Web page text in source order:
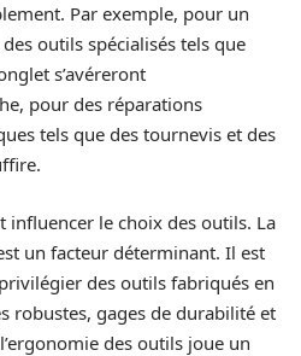
Par exemple, pour un
outils spécialisés tels que
s’avéreront
pour des réparations
tels que des tournevis et des
influencer le choix des outils. La
un facteur déterminant. Il est
des outils fabriqués en
robustes, gages de durabilité et
des outils joue un